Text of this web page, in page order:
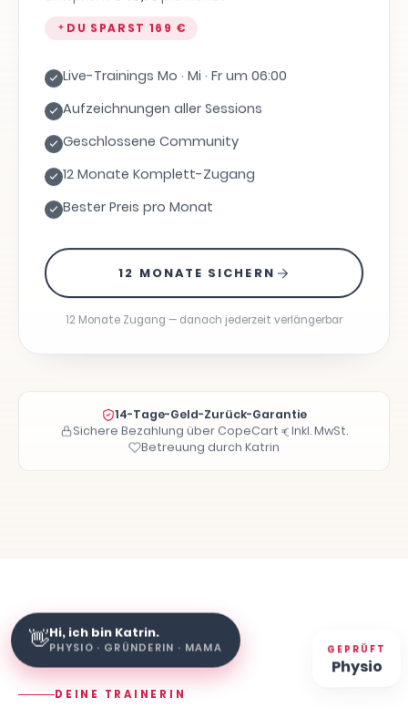
DU SPARST 169 €
Live-Trainings Mo · Mi · Fr um 06:00
Aufzeichnungen aller Sessions
Geschlossene Community
12 Monate Komplett-Zugang
Bester Preis pro Monat
12 MONATE SICHERN
12 Monate Zugang — danach jederzeit verlängerbar
14-Tage-Geld-Zurück-Garantie
Sichere Bezahlung über CopeCart
Inkl. MwSt.
Betreuung durch Katrin
👋Hi, ich bin Katrin.
PHYSIO · GRÜNDERIN · MAMA GEPRÜFT
Physio
DEINE TRAINERIN